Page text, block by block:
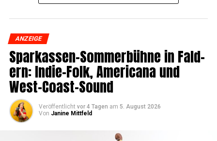
ANZEIGE
Spar­kas­sen-Som­mer­büh­ne in Fald­
ern: Indie-Folk, Ame­ri­ca­na und
West-Coast-Sound
Veröffentlicht vor 4 Tagen am 5. August 2026
Von Janine Mittfeld